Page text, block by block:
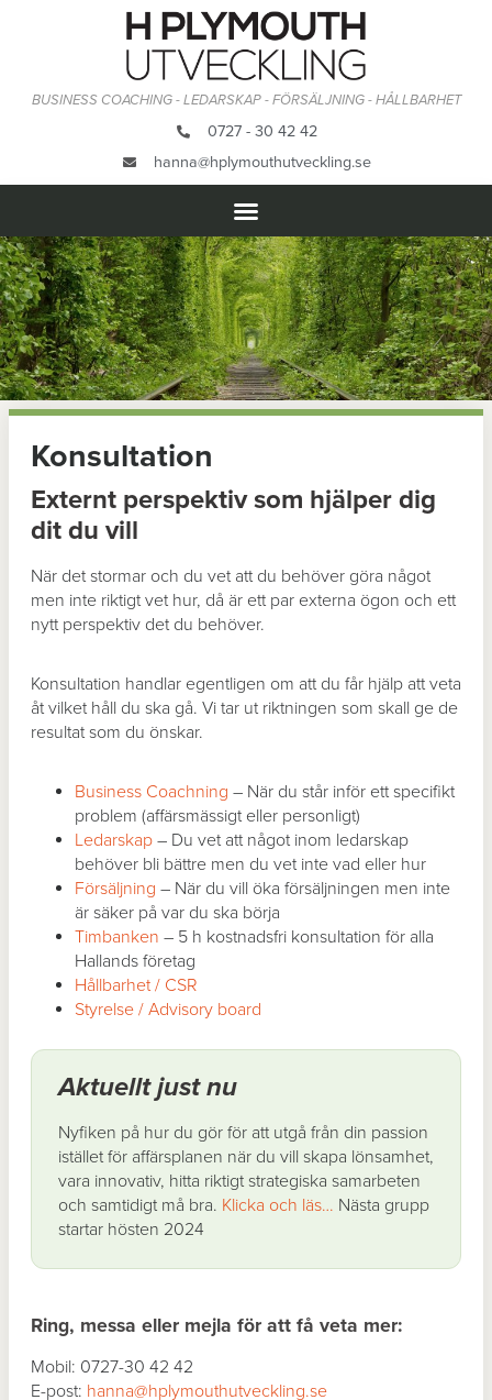
BUSINESS COACHING - LEDARSKAP - FÖRSÄLJNING - HÅLLBARHET
0727 - 30 42 42
hanna@hplymouthutveckling.se
Konsultation
Externt perspektiv som hjälper dig
dit du vill
När det stormar och du vet att du behöver göra något
men inte riktigt vet hur, då är ett par externa ögon och ett
nytt perspektiv det du behöver.
Konsultation handlar egentligen om att du får hjälp att veta
åt vilket håll du ska gå. Vi tar ut riktningen som skall ge de
resultat som du önskar.
Business Coachning – När du står inför ett specifikt
problem (affärsmässigt eller personligt)
Ledarskap – Du vet att något inom ledarskap
behöver bli bättre men du vet inte vad eller hur
Försäljning – När du vill öka försäljningen men inte
är säker på var du ska börja
Timbanken – 5 h kostnadsfri konsultation för alla
Hallands företag
Hållbarhet / CSR
Styrelse / Advisory board
Aktuellt just nu
Nyfiken på hur du gör för att utgå från din passion
istället för affärsplanen när du vill skapa lönsamhet,
vara innovativ, hitta riktigt strategiska samarbeten
och samtidigt må bra. Klicka och läs… Nästa grupp
startar hösten 2024
Ring, messa eller mejla för att få veta mer:
Mobil: 0727-30 42 42
E-post: hanna@hplymouthutveckling.se